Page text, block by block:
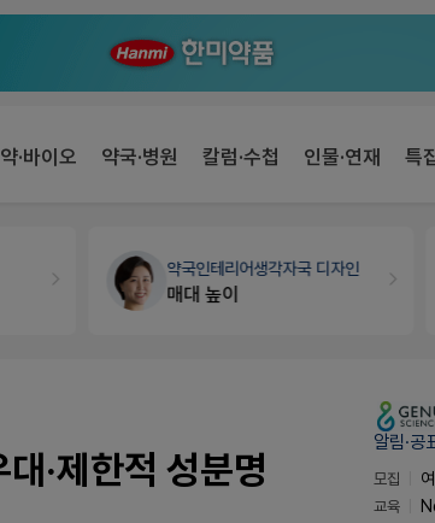
·바이오 약국·병원 칼럼·수첩 인물·연재 특
약국인테리어생각자국 디자인
매대 높이
·제한적 성분명
알림·공
모집
교육